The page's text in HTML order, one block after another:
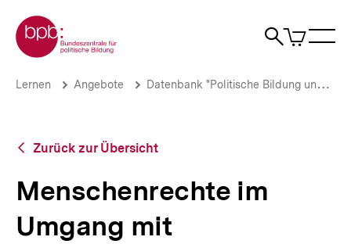
zum
Seiteninhalt
springen
Zur Startseite der bpb
Suche
Artikel
im
Menschenrechte
Flüchtlingen
Brotkrümelnavigation
Pfadnavigation
Lernen Angebote Datenbank "Politische Bildung und Polizei"
Zurück
Übersicht
Zurück zur Übersicht
Menschenrechte im
Umgang mit